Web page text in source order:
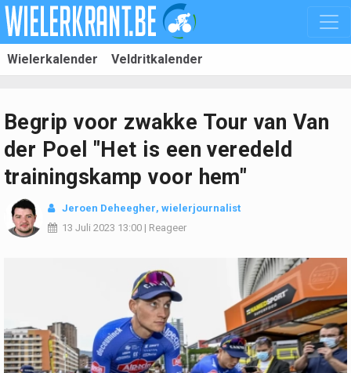
Wielerkalender Veldritkalender
Begrip voor zwakke Tour van Van
der Poel "Het is een veredeld
trainingskamp voor hem"
Jeroen Deheegher, wielerjournalist
13 Juli 2023 13:00 | Reageer